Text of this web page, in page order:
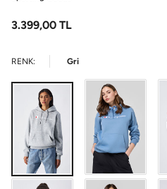
3.399,00 TL
RENK: Gri